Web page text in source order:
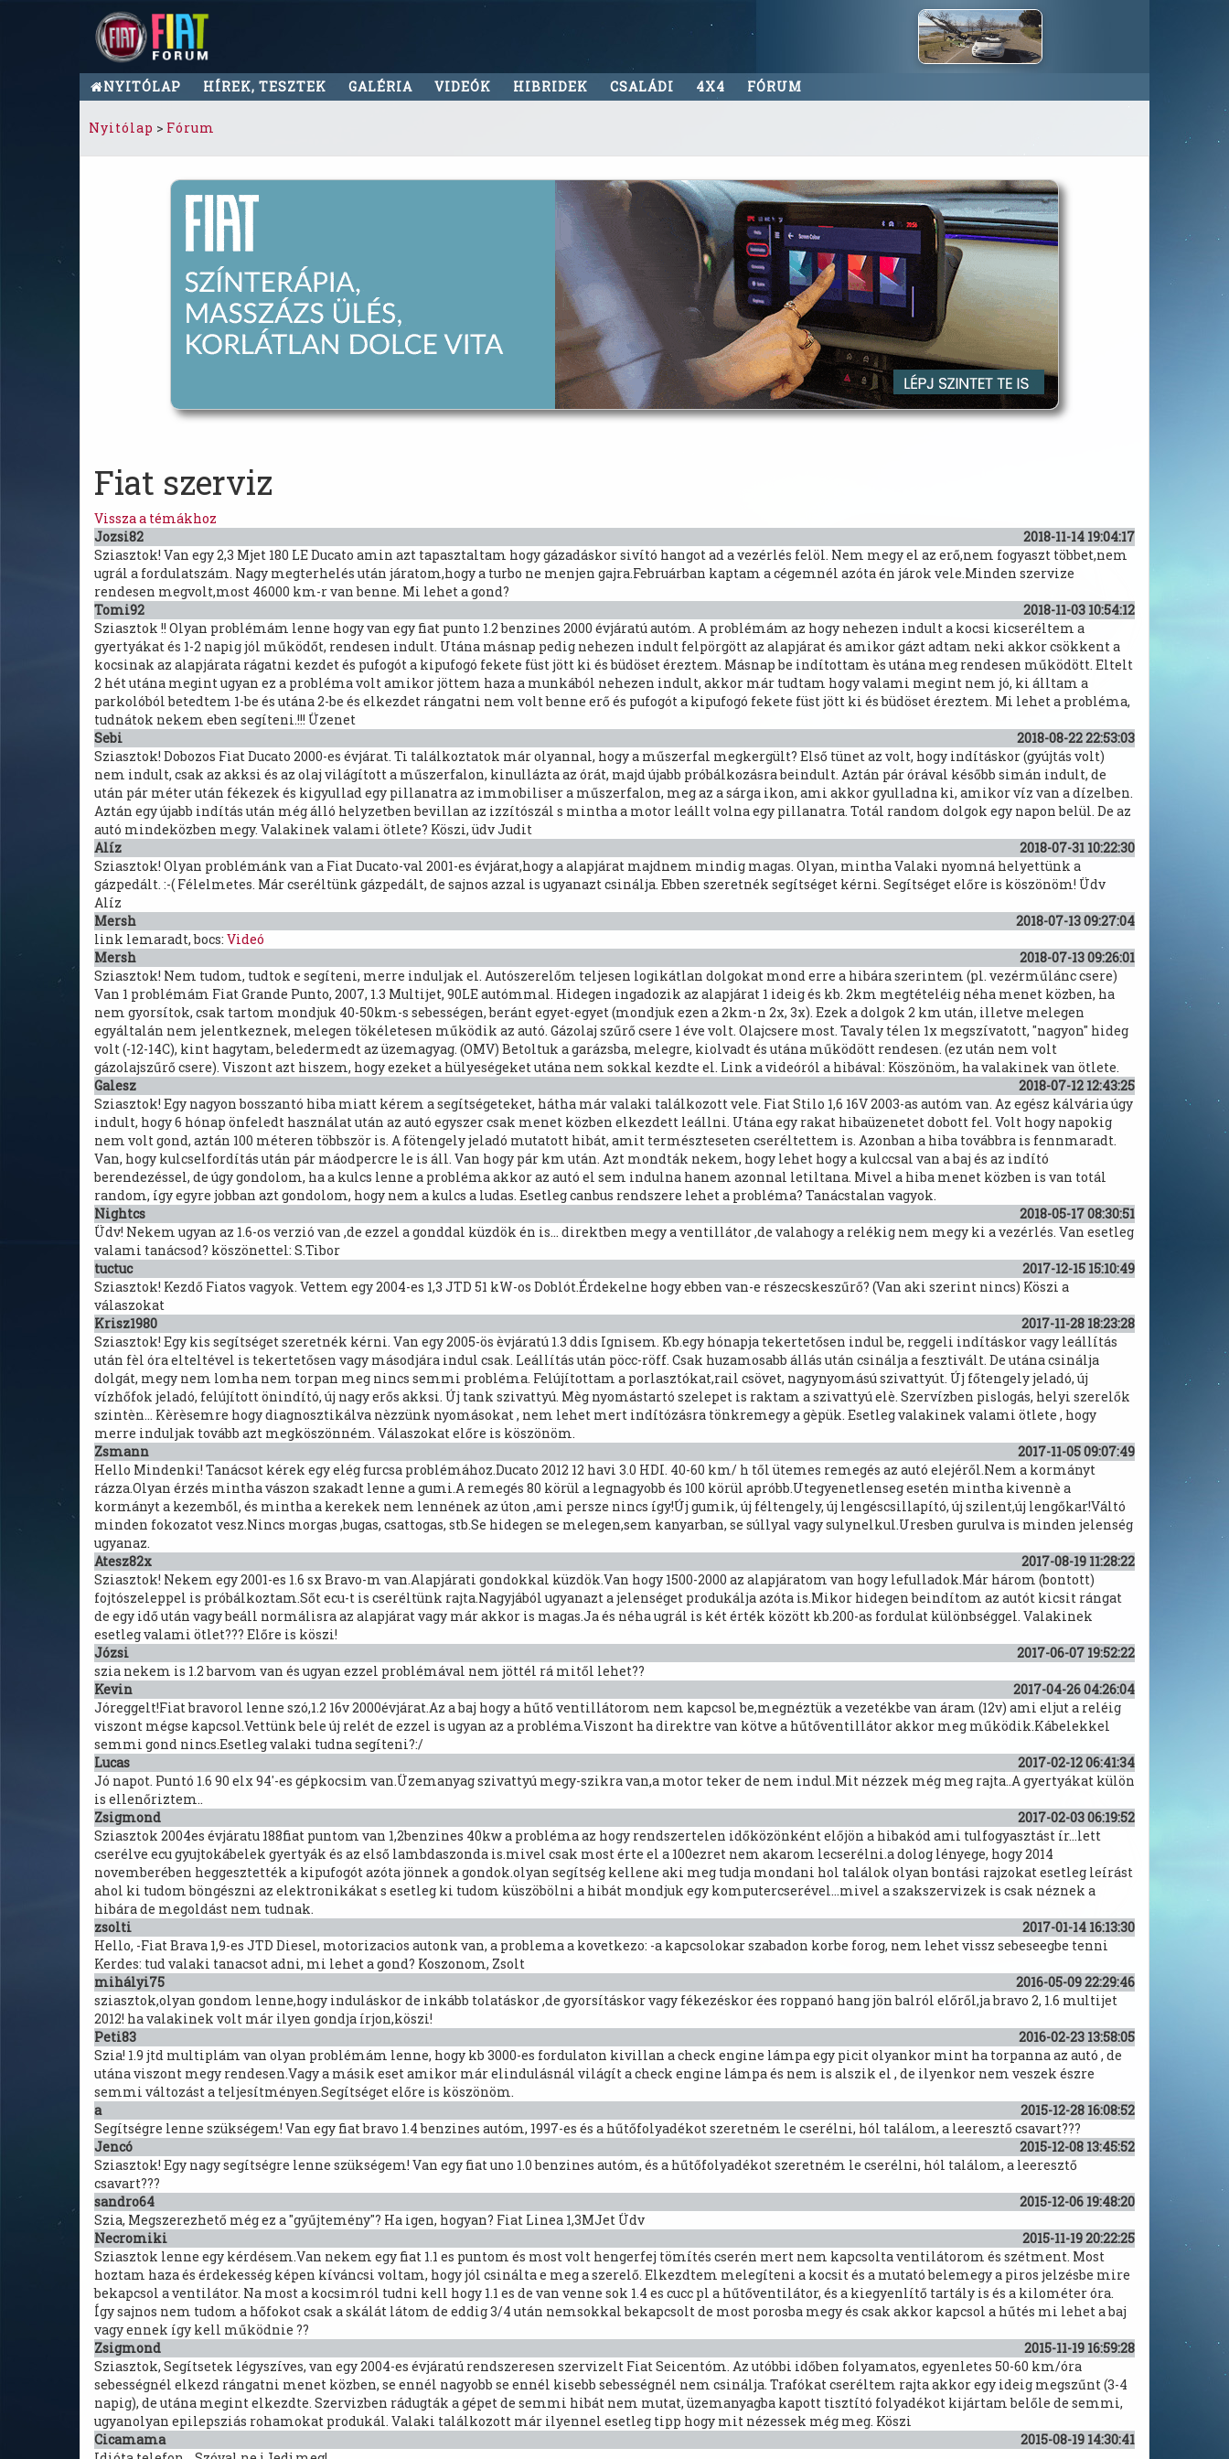
NYITÓLAP HÍREK, TESZTEK GALÉRIA VIDEÓK HIBRIDEK CSALÁDI 4X4 FÓRUM
Nyitólap > Fórum
Fiat szerviz
Vissza a témákhoz
Jozsi82
2018-11-14 19:04:17
Sziasztok! Van egy 2,3 Mjet 180 LE Ducato amin azt tapasztaltam hogy gázadáskor sivító hangot ad a vezérlés felöl. Nem megy el az erő,nem fogyaszt többet,nem
ugrál a fordulatszám. Nagy megterhelés után járatom,hogy a turbo ne menjen gajra.Februárban kaptam a cégemnél azóta én járok vele.Minden szervize
rendesen megvolt,most 46000 km-r van benne. Mi lehet a gond?
Tomi92
2018-11-03 10:54:12
Sziasztok !! Olyan problémám lenne hogy van egy fiat punto 1.2 benzines 2000 évjáratú autóm. A problémám az hogy nehezen indult a kocsi kicseréltem a
gyertyákat és 1-2 napig jól működőt, rendesen indult. Utána másnap pedig nehezen indult felpörgött az alapjárat és amikor gázt adtam neki akkor csökkent a
kocsinak az alapjárata rágatni kezdet és pufogót a kipufogó fekete füst jött ki és büdöset éreztem. Másnap be indítottam ès utána meg rendesen működött. Eltelt
2 hét utána megint ugyan ez a probléma volt amikor jöttem haza a munkából nehezen indult, akkor már tudtam hogy valami megint nem jó, ki álltam a
parkolóból betedtem 1-be és utána 2-be és elkezdet rángatni nem volt benne erő és pufogót a kipufogó fekete füst jött ki és büdöset éreztem. Mi lehet a probléma,
tudnátok nekem eben segíteni.!!! Üzenet
Sebi
2018-08-22 22:53:03
Sziasztok! Dobozos Fiat Ducato 2000-es évjárat. Ti találkoztatok már olyannal, hogy a műszerfal megkergült? Első tünet az volt, hogy indításkor (gyújtás volt)
nem indult, csak az akksi és az olaj világított a műszerfalon, kinullázta az órát, majd újabb próbálkozásra beindult. Aztán pár órával később simán indult, de
után pár méter után fékezek és kigyullad egy pillanatra az immobiliser a műszerfalon, meg az a sárga ikon, ami akkor gyulladna ki, amikor víz van a dízelben.
Aztán egy újabb indítás után még álló helyzetben bevillan az izzítószál s mintha a motor leállt volna egy pillanatra. Totál random dolgok egy napon belül. De az
autó mindeközben megy. Valakinek valami ötlete? Köszi, üdv Judit
Alíz
2018-07-31 10:22:30
Sziasztok! Olyan problémánk van a Fiat Ducato-val 2001-es évjárat,hogy a alapjárat majdnem mindig magas. Olyan, mintha Valaki nyomná helyettünk a
gázpedált. :-( Félelmetes. Már cseréltünk gázpedált, de sajnos azzal is ugyanazt csinálja. Ebben szeretnék segítséget kérni. Segítséget előre is köszönöm! Üdv
Alíz
Mersh
2018-07-13 09:27:04
link lemaradt, bocs: Videó
Mersh
2018-07-13 09:26:01
Sziasztok! Nem tudom, tudtok e segíteni, merre induljak el. Autószerelőm teljesen logikátlan dolgokat mond erre a hibára szerintem (pl. vezérműlánc csere)
Van 1 problémám Fiat Grande Punto, 2007, 1.3 Multijet, 90LE autómmal. Hidegen ingadozik az alapjárat 1 ideig és kb. 2km megtételéig néha menet közben, ha
nem gyorsítok, csak tartom mondjuk 40-50km-s sebességen, beránt egyet-egyet (mondjuk ezen a 2km-n 2x, 3x). Ezek a dolgok 2 km után, illetve melegen
egyáltalán nem jelentkeznek, melegen tökéletesen működik az autó. Gázolaj szűrő csere 1 éve volt. Olajcsere most. Tavaly télen 1x megszívatott, "nagyon" hideg
volt (-12-14C), kint hagytam, beledermedt az üzemagyag. (OMV) Betoltuk a garázsba, melegre, kiolvadt és utána működött rendesen. (ez után nem volt
gázolajszűrő csere). Viszont azt hiszem, hogy ezeket a hülyeségeket utána nem sokkal kezdte el. Link a videóról a hibával: Köszönöm, ha valakinek van ötlete.
Galesz
2018-07-12 12:43:25
Sziasztok! Egy nagyon bosszantó hiba miatt kérem a segítségeteket, hátha már valaki találkozott vele. Fiat Stilo 1,6 16V 2003-as autóm van. Az egész kálvária úgy
indult, hogy 6 hónap önfeledt használat után az autó egyszer csak menet közben elkezdett leállni. Utána egy rakat hibaüzenetet dobott fel. Volt hogy napokig
nem volt gond, aztán 100 méteren többször is. A fötengely jeladó mutatott hibát, amit természteseten cseréltettem is. Azonban a hiba továbbra is fennmaradt.
Van, hogy kulcselfordítás után pár máodpercre le is áll. Van hogy pár km után. Azt mondták nekem, hogy lehet hogy a kulccsal van a baj és az indító
berendezéssel, de úgy gondolom, ha a kulcs lenne a probléma akkor az autó el sem indulna hanem azonnal letiltana. Mivel a hiba menet közben is van totál
random, így egyre jobban azt gondolom, hogy nem a kulcs a ludas. Esetleg canbus rendszere lehet a probléma? Tanácstalan vagyok.
Nightcs
2018-05-17 08:30:51
Üdv! Nekem ugyan az 1.6-os verzió van ,de ezzel a gonddal küzdök én is... direktben megy a ventillátor ,de valahogy a relékig nem megy ki a vezérlés. Van esetleg
valami tanácsod? köszönettel: S.Tibor
tuctuc
2017-12-15 15:10:49
Sziasztok! Kezdő Fiatos vagyok. Vettem egy 2004-es 1,3 JTD 51 kW-os Doblót.Érdekelne hogy ebben van-e részecskeszűrő? (Van aki szerint nincs) Köszi a
válaszokat
Krisz1980
2017-11-28 18:23:28
Sziasztok! Egy kis segítséget szeretnék kérni. Van egy 2005-ös èvjáratú 1.3 ddis Ignisem. Kb.egy hónapja tekertetősen indul be, reggeli indításkor vagy leállítás
után fèl óra elteltével is tekertetősen vagy másodjára indul csak. Leállítás után pöcc-röff. Csak huzamosabb állás után csinálja a fesztivált. De utána csinálja
dolgát, megy nem lomha nem torpan meg nincs semmi probléma. Felújítottam a porlasztókat,rail csövet, nagynyomású szivattyút. Új főtengely jeladó, új
vízhőfok jeladó, felújított önindító, új nagy erős akksi. Új tank szivattyú. Mèg nyomástartó szelepet is raktam a szivattyú elè. Szervízben pislogás, helyi szerelők
szintèn... Kèrèsemre hogy diagnosztikálva nèzzünk nyomásokat , nem lehet mert indítózásra tönkremegy a gèpük. Esetleg valakinek valami ötlete , hogy
merre induljak tovább azt megköszönném. Válaszokat előre is köszönöm.
Zsmann
2017-11-05 09:07:49
Hello Mindenki! Tanácsot kérek egy elég furcsa problémához.Ducato 2012 12 havi 3.0 HDI. 40-60 km/ h től ütemes remegés az autó elejéről.Nem a kormányt
rázza.Olyan érzés mintha vászon szakadt lenne a gumi.A remegés 80 körül a legnagyobb és 100 körül apróbb.Utegyenetlenseg esetén mintha kivennè a
kormányt a kezemből, és mintha a kerekek nem lennének az úton ,ami persze nincs így!Új gumik, új féltengely, új lengéscsillapító, új szilent,új lengőkar!Váltó
minden fokozatot vesz.Nincs morgas ,bugas, csattogas, stb.Se hidegen se melegen,sem kanyarban, se súllyal vagy sulynelkul.Uresben gurulva is minden jelenség
ugyanaz.
Atesz82x
2017-08-19 11:28:22
Sziasztok! Nekem egy 2001-es 1.6 sx Bravo-m van.Alapjárati gondokkal küzdök.Van hogy 1500-2000 az alapjáratom van hogy lefulladok.Már három (bontott)
fojtószeleppel is próbálkoztam.Sőt ecu-t is cseréltünk rajta.Nagyjából ugyanazt a jelenséget produkálja azóta is.Mikor hidegen beindítom az autót kicsit rángat
de egy idő után vagy beáll normálisra az alapjárat vagy már akkor is magas.Ja és néha ugrál is két érték között kb.200-as fordulat különbséggel. Valakinek
esetleg valami ötlet??? Előre is köszi!
Józsi
2017-06-07 19:52:22
szia nekem is 1.2 barvom van és ugyan ezzel problémával nem jöttél rá mitől lehet??
Kevin
2017-04-26 04:26:04
Jóreggelt!Fiat bravorol lenne szó,1.2 16v 2000évjárat.Az a baj hogy a hűtő ventillátorom nem kapcsol be,megnéztük a vezetékbe van áram (12v) ami eljut a reléig
viszont mégse kapcsol.Vettünk bele új relét de ezzel is ugyan az a probléma.Viszont ha direktre van kötve a hűtőventillátor akkor meg működik.Kábelekkel
semmi gond nincs.Esetleg valaki tudna segíteni?:/
Lucas
2017-02-12 06:41:34
Jó napot. Puntó 1.6 90 elx 94'-es gépkocsim van.Üzemanyag szivattyú megy-szikra van,a motor teker de nem indul.Mit nézzek még meg rajta..A gyertyákat külön
is ellenőriztem..
Zsigmond
2017-02-03 06:19:52
Sziasztok 2004es évjáratu 188fiat puntom van 1,2benzines 40kw a probléma az hogy rendszertelen időközönként előjön a hibakód ami tulfogyasztást ír...lett
cserélve ecu gyujtokábelek gyertyák és az első lambdaszonda is.mivel csak most érte el a 100ezret nem akarom lecserélni.a dolog lényege, hogy 2014
novemberében heggesztették a kipufogót azóta jönnek a gondok.olyan segítség kellene aki meg tudja mondani hol találok olyan bontási rajzokat esetleg leírást
ahol ki tudom böngészni az elektronikákat s esetleg ki tudom küszöbölni a hibát mondjuk egy komputercserével...mivel a szakszervizek is csak néznek a
hibára de megoldást nem tudnak.
zsolti
2017-01-14 16:13:30
Hello, -Fiat Brava 1,9-es JTD Diesel, motorizacios autonk van, a problema a kovetkezo: -a kapcsolokar szabadon korbe forog, nem lehet vissz sebeseegbe tenni
Kerdes: tud valaki tanacsot adni, mi lehet a gond? Koszonom, Zsolt
mihályi75
2016-05-09 22:29:46
sziasztok,olyan gondom lenne,hogy induláskor de inkább tolatáskor ,de gyorsításkor vagy fékezéskor ées roppanó hang jön balról előről,ja bravo 2, 1.6 multijet
2012! ha valakinek volt már ilyen gondja írjon,köszi!
Peti83
2016-02-23 13:58:05
Szia! 1.9 jtd multiplám van olyan problémám lenne, hogy kb 3000-es fordulaton kivillan a check engine lámpa egy picit olyankor mint ha torpanna az autó , de
utána viszont megy rendesen.Vagy a másik eset amikor már elindulásnál világít a check engine lámpa és nem is alszik el , de ilyenkor nem veszek észre
semmi változást a teljesítményen.Segítséget előre is köszönöm.
a
2015-12-28 16:08:52
Segítségre lenne szükségem! Van egy fiat bravo 1.4 benzines autóm, 1997-es és a hűtőfolyadékot szeretném le cserélni, hól találom, a leeresztő csavart???
Jencó
2015-12-08 13:45:52
Sziasztok! Egy nagy segítségre lenne szükségem! Van egy fiat uno 1.0 benzines autóm, és a hűtőfolyadékot szeretném le cserélni, hól találom, a leeresztő
csavart???
sandro64
2015-12-06 19:48:20
Szia, Megszerezhető még ez a "gyűjtemény"? Ha igen, hogyan? Fiat Linea 1,3MJet Üdv
Necromiki
2015-11-19 20:22:25
Sziasztok lenne egy kérdésem.Van nekem egy fiat 1.1 es puntom és most volt hengerfej tömítés cserén mert nem kapcsolta ventilátorom és szétment. Most
hoztam haza és érdekesség képen kíváncsi voltam, hogy jól csinálta e meg a szerelő. Elkezdtem melegíteni a kocsit és a mutató belemegy a piros jelzésbe mire
bekapcsol a ventilátor. Na most a kocsimról tudni kell hogy 1.1 es de van venne sok 1.4 es cucc pl a hűtőventilátor, és a kiegyenlítő tartály is és a kilométer óra.
Így sajnos nem tudom a hőfokot csak a skálát látom de eddig 3/4 után nemsokkal bekapcsolt de most porosba megy és csak akkor kapcsol a hűtés mi lehet a baj
vagy ennek így kell működnie ??
Zsigmond
2015-11-19 16:59:28
Sziasztok, Segítsetek légyszíves, van egy 2004-es évjáratú rendszeresen szervizelt Fiat Seicentóm. Az utóbbi időben folyamatos, egyenletes 50-60 km/óra
sebességnél elkezd rángatni menet közben, se ennél nagyobb se ennél kisebb sebességnél nem csinálja. Trafókat cseréltem rajta akkor egy ideig megszűnt (3-4
napig), de utána megint elkezdte. Szervizben rádugták a gépet de semmi hibát nem mutat, üzemanyagba kapott tisztító folyadékot kijártam belőle de semmi,
ugyanolyan epilepsziás rohamokat produkál. Valaki találkozott már ilyennel esetleg tipp hogy mit nézessek még meg. Köszi
Cicamama
2015-08-19 14:30:41